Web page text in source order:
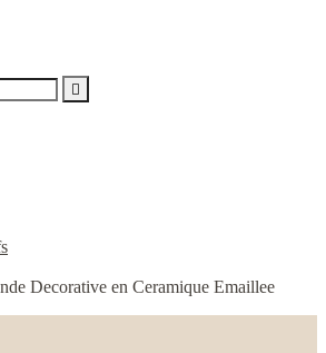

Decorative en Ceramique Emaillee